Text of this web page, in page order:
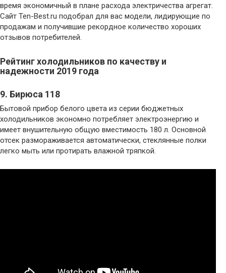
время экономичный в плане расхода электричества агрегат.
Сайт Ten-Best.ru подобрал для вас модели, лидирующие по
продажам и получившие рекордное количество хороших
отзывов потребителей.
Рейтинг холодильников по качеству и
надежности 2019 года
9. Бирюса 118
Бытовой прибор белого цвета из серии бюджетных
холодильников экономно потребляет электроэнергию и
имеет внушительную общую вместимость 180 л. Основной
отсек размораживается автоматически, стеклянные полки
легко мыть или протирать влажной тряпкой.